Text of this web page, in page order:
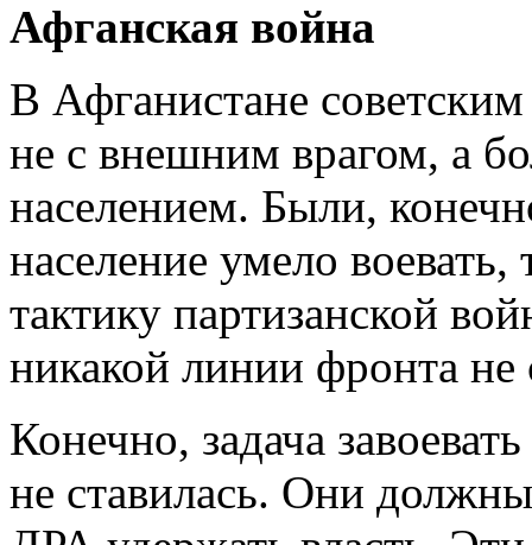
Афганская война
В Афганистане
не с внешним врагом, а
населением. Были,
население умело
тактику партизанской
никакой линии фронта не
Конечно, задача
не ставилась. Они